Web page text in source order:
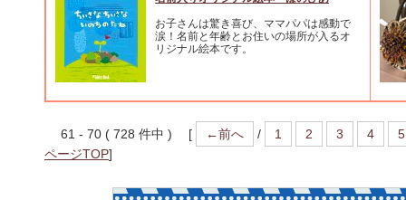
お子さんは驚き喜び、ママパパは感動で
涙！名前と年齢とお住いの場所が入るオ
リジナル絵本です。
61 - 70 ( 728 件中 ) [ ←前へ / 1 2 3 4
5
ページTOP]